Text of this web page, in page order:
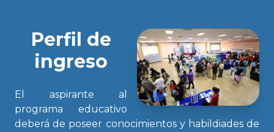
Perfil de
ingreso
El aspirante al
programa educativo
deberá de poseer conocimientos y habildiades de